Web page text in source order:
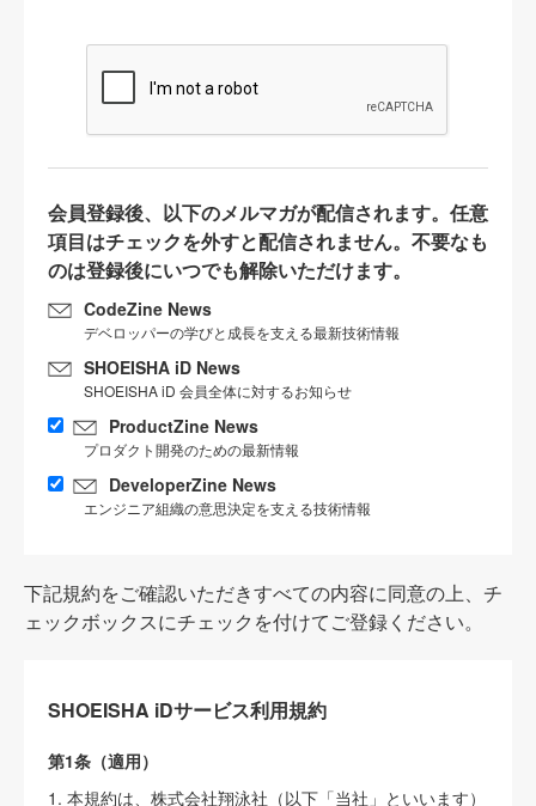
会員登録後、以下のメルマガが配信されます。任意
項目はチェックを外すと配信されません。不要なも
のは登録後にいつでも解除いただけます。
CodeZine News
デベロッパーの学びと成長を支える最新技術情報
SHOEISHA iD News
SHOEISHA iD 会員全体に対するお知らせ
ProductZine News
プロダクト開発のための最新情報
DeveloperZine News
エンジニア組織の意思決定を支える技術情報
下記規約をご確認いただきすべての内容に同意の上、チ
ェックボックスにチェックを付けてご登録ください。
SHOEISHA iDサービス利用規約
第1条（適用）
1. 本規約は、株式会社翔泳社（以下「当社」といいます）